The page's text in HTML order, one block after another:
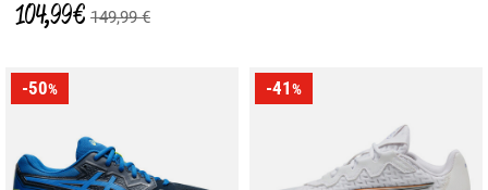
104,99 € 149,99 €
-50% -41%